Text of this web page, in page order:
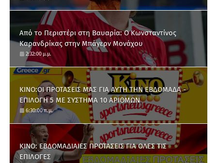
Από το Περιστέρι στη Βαυαρία: O Κωνσταντίνος
Καρανδρίκας στην Μπάγερν Μονάχου
2:32:00 μ.μ.
ΚΙΝΟ:ΟΙ ΠΡΟΤΑΣΕΙΣ ΜΑΣ ΓΙΑ ΑΥΤΗ ΤΗΝ ΕΒΔΟΜΑΔΑ -
ΕΠΙΛΟΓΗ 5 ΜΕ ΣΥΣΤΗΜΑ 10 ΑΡΙΘΜΩΝ
6:30:00 π.μ.
ΚΙΝΟ: ΕΒΔΟΜΑΔΙΑΙΕΣ ΠΡΟΤΑΣΕΙΣ ΓΙΑ ΟΛΕΣ ΤΙΣ
ΕΠΙΛΟΓΕΣ